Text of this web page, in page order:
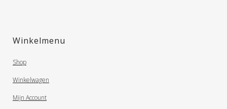
Winkelmenu
Shop
Winkelwagen
Mijn Account